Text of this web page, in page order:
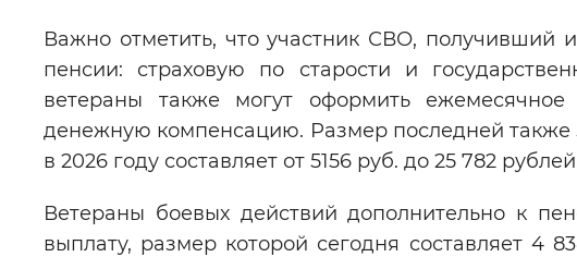
Важно отметить, что участник СВО, получивший
пенсии: страховую по старости и
ветераны также могут оформить
денежную компенсацию. Размер последней также
в 2026 году составляет от 5156 руб. до 25 782
Ветераны боевых действий дополнительно к
выплату, размер которой сегодня составляет 4